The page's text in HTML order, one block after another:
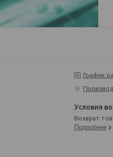
График
возврат
Подробнее